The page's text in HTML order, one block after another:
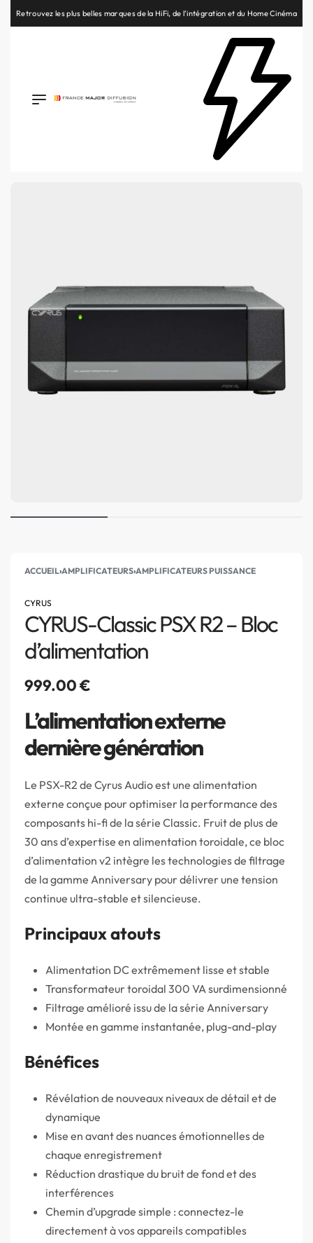
Retrouvez les plus belles marques de la HiFi, de l’intégration et du Home Cinéma
ACCUEIL›AMPLIFICATEURS›AMPLIFICATEURS PUISSANCE
CYRUS
CYRUS-Classic PSX R2 – Bloc
d’alimentation
999.00€
L’alimentation externe
dernière génération
Le PSX-R2 de Cyrus Audio est une alimentation
externe conçue pour optimiser la performance des
composants hi-fi de la série Classic. Fruit de plus de
30 ans d’expertise en alimentation toroidale, ce bloc
d’alimentation v2 intègre les technologies de filtrage
de la gamme Anniversary pour délivrer une tension
continue ultra-stable et silencieuse.
Principaux atouts
Alimentation DC extrêmement lisse et stable
Transformateur toroidal 300 VA surdimensionné
Filtrage amélioré issu de la série Anniversary
Montée en gamme instantanée, plug-and-play
Bénéfices
Révélation de nouveaux niveaux de détail et de
dynamique
Mise en avant des nuances émotionnelles de
chaque enregistrement
Réduction drastique du bruit de fond et des
interférences
Chemin d’upgrade simple : connectez-le
directement à vos appareils compatibles